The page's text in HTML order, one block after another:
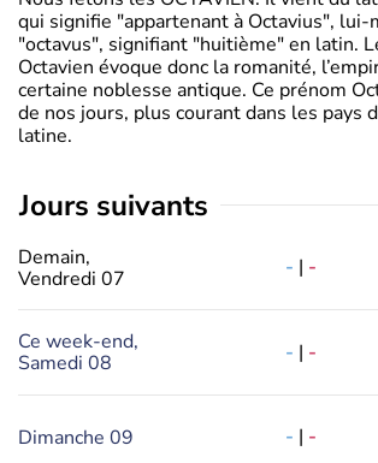
qui signifie "appartenant à Octavius", lui-
"octavus", signifiant "huitième" en latin.
Octavien évoque donc la romanité,
certaine noblesse antique. Ce prénom
de nos jours, plus courant dans les pays
latine.
jours suivants
Demain,
Vendredi 07
- | -
Ce week-end,
Samedi 08
- | -
Dimanche 09 - | -